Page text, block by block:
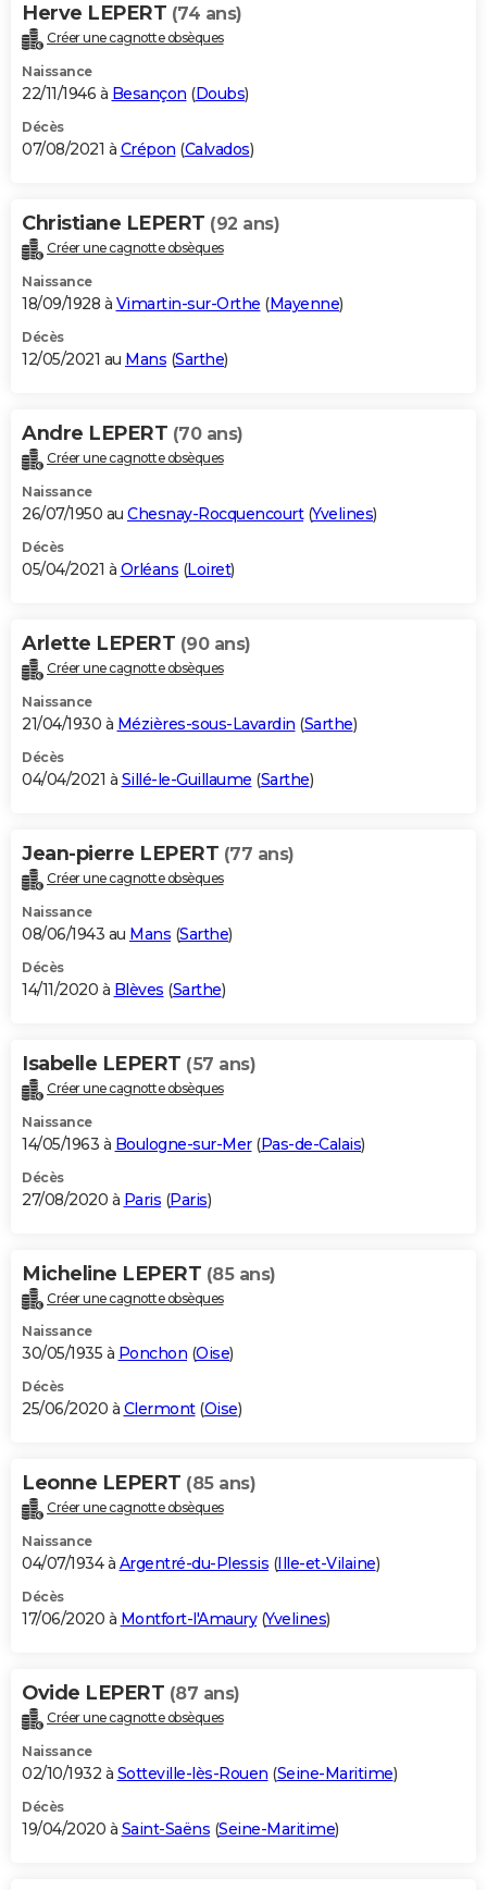
Herve LEPERT (74 ans)
Créer une cagnotte obsèques
Naissance
22/11/1946 à Besançon (Doubs)
Décès
07/08/2021 à Crépon (Calvados)
Christiane LEPERT (92 ans)
Créer une cagnotte obsèques
Naissance
18/09/1928 à Vimartin-sur-Orthe (Mayenne)
Décès
12/05/2021 au Mans (Sarthe)
Andre LEPERT (70 ans)
Créer une cagnotte obsèques
Naissance
26/07/1950 au Chesnay-Rocquencourt(Yvelines)
Décès
05/04/2021 à Orléans (Loiret)
Arlette LEPERT (90 ans)
Créer une cagnotte obsèques
Naissance
21/04/1930 à Mézières-sous-Lavardin (Sarthe)
Décès
04/04/2021 à Sillé-le-Guillaume (Sarthe)
Jean-pierre LEPERT (77 ans)
Créer une cagnotte obsèques
Naissance
08/06/1943 au Mans (Sarthe)
Décès
14/11/2020 à Blèves (Sarthe)
Isabelle LEPERT (57 ans)
Créer une cagnotte obsèques
Naissance
14/05/1963 à Boulogne-sur-Mer(Pas-de-Calais)
Décès
27/08/2020 à Paris (Paris)
Micheline LEPERT (85 ans)
Créer une cagnotte obsèques
Naissance
30/05/1935 à Ponchon (Oise)
Décès
25/06/2020 à Clermont(Oise)
Leonne LEPERT (85 ans)
Créer une cagnotte obsèques
Naissance
04/07/1934 à Argentré-du-Plessis (Ille-et-Vilaine)
Décès
17/06/2020 à Montfort-l'Amaury(Yvelines)
Ovide LEPERT (87 ans)
Créer une cagnotte obsèques
Naissance
02/10/1932 à Sotteville-lès-Rouen (Seine-Maritime)
Décès
19/04/2020 à Saint-Saëns (Seine-Maritime)